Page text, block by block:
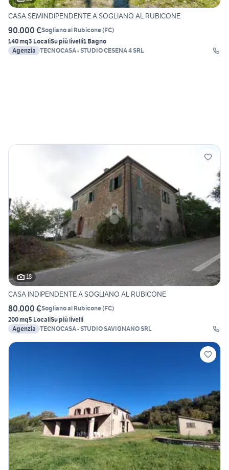
CASA SEMINDIPENDENTE A SOGLIANO AL RUBICONE
90.000 €Sogliano al Rubicone(FC)
140 mq3 LocaliSu più livelli1 Bagno
Agenzia TECNOCASA - STUDIO CESENA 4 SRL
18
CASA INDIPENDENTE A SOGLIANO AL RUBICONE
80.000 €Sogliano al Rubicone(FC)
200 mq5 LocaliSu più livelli
Agenzia TECNOCASA - STUDIO SAVIGNANO SRL